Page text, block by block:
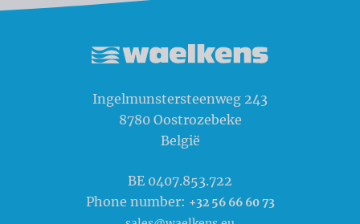
Ingelmunstersteenweg 243
8780 Oostrozebeke
België
BE 0407.853.722
Phone number: +32 56 66 60 73